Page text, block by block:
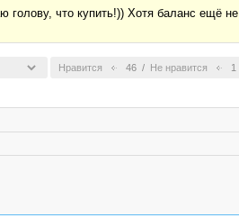
голову, что купить!)) Хотя баланс ещё не
Нравится 46 / Не нравится 1